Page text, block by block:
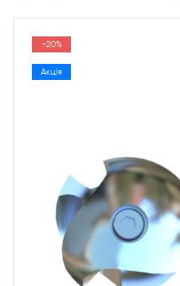
-20%
Акція